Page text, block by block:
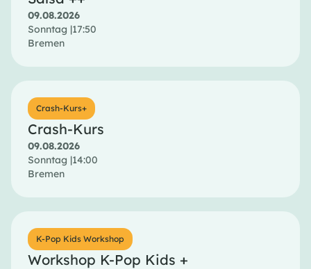
09.08.2026
Sonntag |17:50
Bremen
Crash-Kurs+
Crash-Kurs
09.08.2026
Sonntag |14:00
Bremen
K-Pop Kids Workshop
Workshop K-Pop Kids +